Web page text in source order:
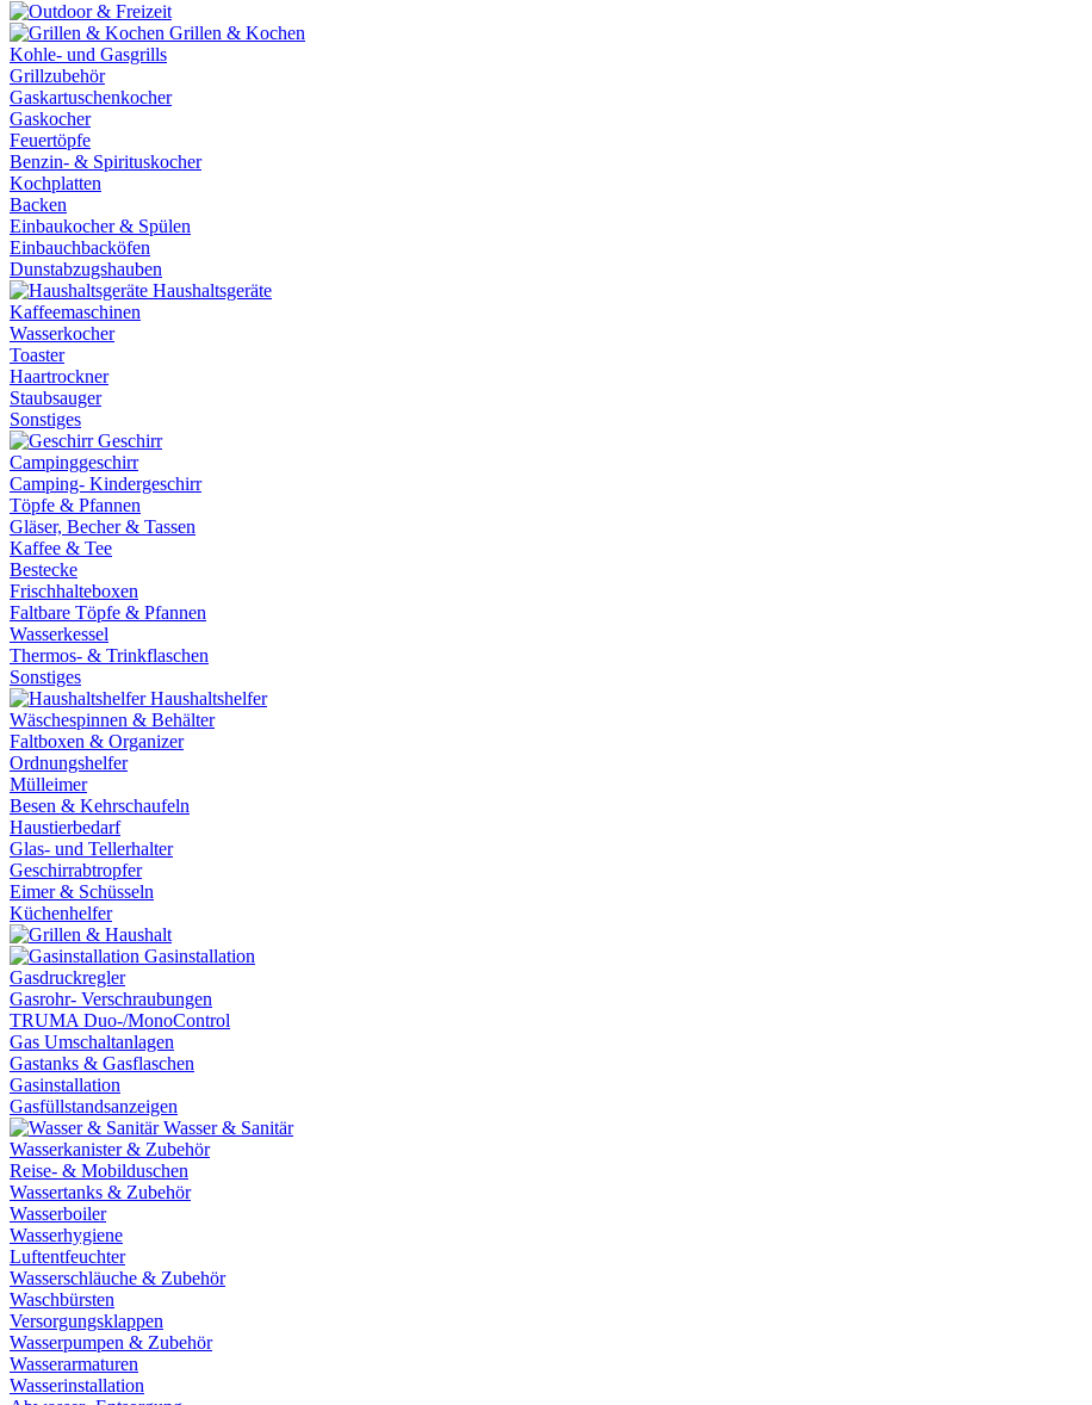
Grillen & Kochen
Kohle- und Gasgrills
Grillzubehör
Gaskartuschenkocher
Gaskocher
Feuertöpfe
Benzin- & Spirituskocher
Kochplatten
Backen
Einbaukocher & Spülen
Einbauchbacköfen
Dunstabzugshauben
Haushaltsgeräte
Kaffeemaschinen
Wasserkocher
Toaster
Haartrockner
Staubsauger
Sonstiges
Geschirr
Campinggeschirr
Camping- Kindergeschirr
Töpfe & Pfannen
Gläser, Becher & Tassen
Kaffee & Tee
Bestecke
Frischhalteboxen
Faltbare Töpfe & Pfannen
Wasserkessel
Thermos- & Trinkflaschen
Sonstiges
Haushaltshelfer
Wäschespinnen & Behälter
Faltboxen & Organizer
Ordnungshelfer
Mülleimer
Besen & Kehrschaufeln
Haustierbedarf
Glas- und Tellerhalter
Geschirrabtropfer
Eimer & Schüsseln
Küchenhelfer
Gasinstallation
Gasdruckregler
Gasrohr- Verschraubungen
TRUMA Duo-/MonoControl
Gas Umschaltanlagen
Gastanks & Gasflaschen
Gasinstallation
Gasfüllstandsanzeigen
Wasser & Sanitär
Wasserkanister & Zubehör
Reise- & Mobilduschen
Wassertanks & Zubehör
Wasserboiler
Wasserhygiene
Luftentfeuchter
Wasserschläuche & Zubehör
Waschbürsten
Versorgungsklappen
Wasserpumpen & Zubehör
Wasserarmaturen
Wasserinstallation